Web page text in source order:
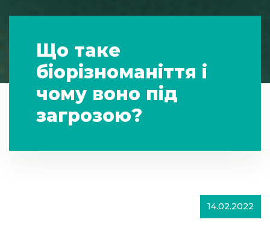
Що таке
біорізноманіття і
чому воно під
загрозою?
14.02.2022